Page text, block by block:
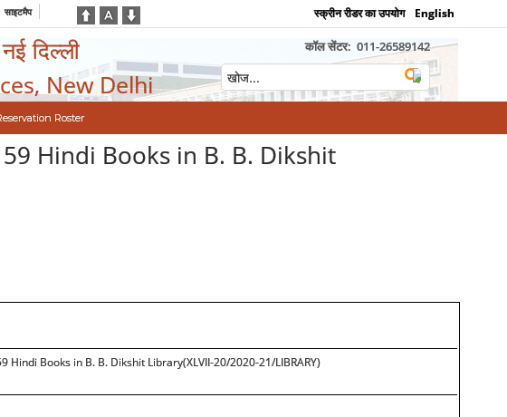
साइटमैप स्क्रीन रीडर का उपयोग English
दिल्ली
New Delhi
कॉल सेंटर: 011-26589142
Roster
Hindi Books in B. B. Dikshit
Books in B. B. Dikshit Library(XLVII-20/2020-21/LIBRARY)